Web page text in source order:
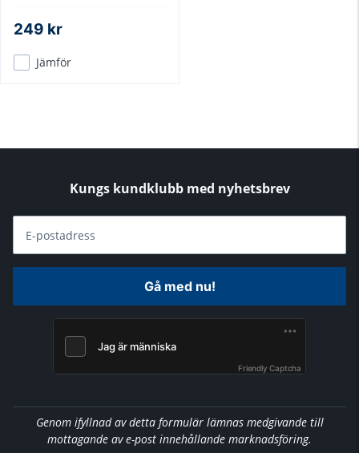
249 kr
Jämför
Kungs kundklubb med nyhetsbrev
E-postadress
Gå med nu!
Friendly Captcha
Genom ifyllnad av detta formulär lämnas medgivande till
mottagande av e-post innehållande marknadsföring.